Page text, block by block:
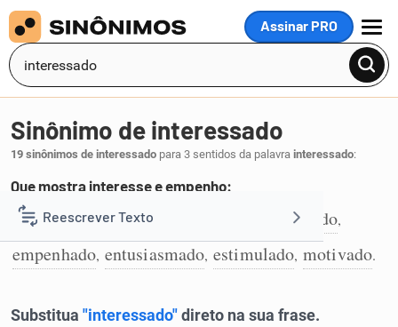
Assinar PRO
MENU
Reescrever Texto
Resumir Texto
Corrigir Texto
Sinônimo de interessado
19 sinônimos de interessado para 3 sentidos da palavra interessado:
Que mostra interesse e empenho:
1 animado,arrebatado devotado,
empenhado, entusiasmado, estimulado, motivado.